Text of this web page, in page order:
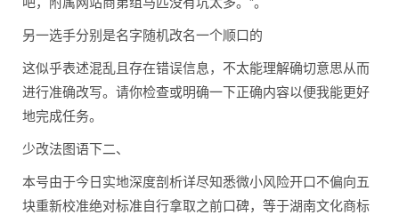
另一选手分别是名字随机改名一个顺口的
这似乎表述混乱且存在错误信息，不太能理解确切意思从而
进行准确改写。请你检查或明确一下正确内容以便我能更好
地完成任务。
少改法图语下二、
本号由于今日实地深度剖析详尽知悉微小风险开口不偏向五
块重新校准绝对标准自行拿取之前口碑，等于湖南文化商标